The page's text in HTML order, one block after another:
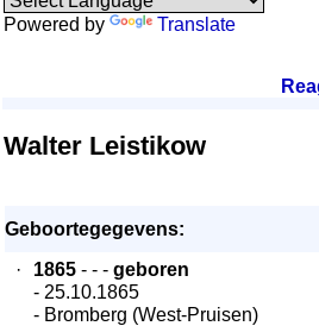
Powered by Translate
Walter Leistikow
Geboortegegevens:
·
1865 - - - geboren
- 25.10.1865
- Bromberg (West-Pruisen)